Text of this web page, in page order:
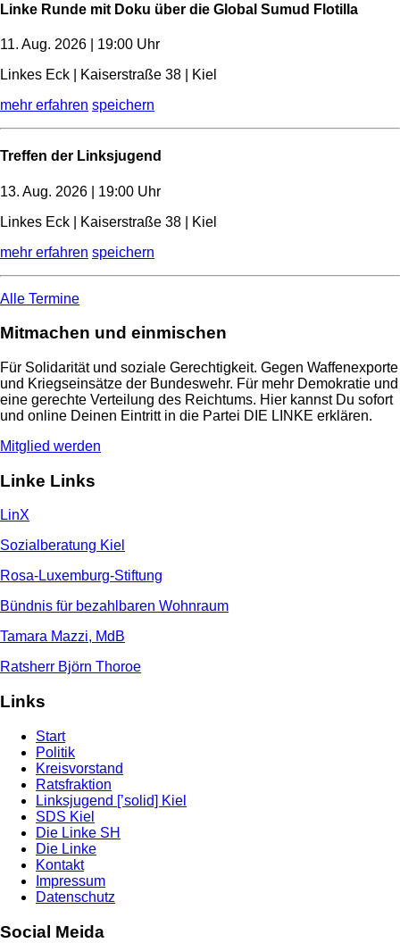
Linke Runde mit Doku über die Global Sumud Flotilla
11. Aug. 2026 | 19:00 Uhr
Linkes Eck | Kaiserstraße 38 | Kiel
mehr erfahren speichern
Treffen der Linksjugend
13. Aug. 2026 | 19:00 Uhr
Linkes Eck | Kaiserstraße 38 | Kiel
mehr erfahren speichern
Alle Termine
Mitmachen und einmischen
Für Solidarität und soziale Gerechtigkeit. Gegen Waffenexporte
und Kriegseinsätze der Bundeswehr. Für mehr Demokratie und
eine gerechte Verteilung des Reichtums. Hier kannst Du sofort
und online Deinen Eintritt in die Partei DIE LINKE erklären.
Mitglied werden
Linke Links
LinX
Sozialberatung Kiel
Rosa-Luxemburg-Stiftung
Bündnis für bezahlbaren Wohnraum
Tamara Mazzi, MdB
Ratsherr Björn Thoroe
Links
Start
Politik
Kreisvorstand
Ratsfraktion
Linksjugend [’solid] Kiel
SDS Kiel
Die Linke SH
Die Linke
Kontakt
Impressum
Datenschutz
Social Meida